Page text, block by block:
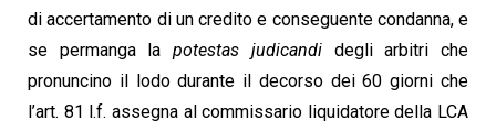
di accertamento di un credito e conseguente condanna, e
se permanga lapotestas judicandi degli arbitri che
pronuncino il lodo durante il decorso dei 60 giorni che
l’art. 81 l.f. assegna al commissario liquidatore della LCA